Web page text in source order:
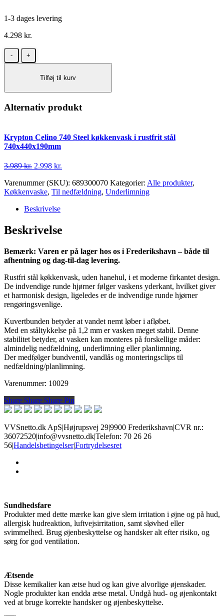
1-3 dages levering
4.298 kr.
Lavabo
Kubus
rustfrit
Tilføj til kurv
Alternativ produkt
Krypton Celino 740 Steel køkkenvask i rustfrit stål
740x440x190mm
3.989kr. Den
pris
var:
2.998 kr.
pris
er:
Varenummer (SKU): 689300070 Kategorier: Alle produkter,
Køkkenvaske, Til nedfældning, Underlimning
Beskrivelse
Beskrivelse
Bemærk: Varen er på lager hos os i Frederikshavn – både til
afhentning og dag-til-dag levering.
Rustfri stål køkkenvask, uden hanehul, i et moderne firkantet design.
De indvendige runde hjørner følger vaskens yderkant, hvilket giver
et harmonisk design, ligeledes er de indvendige runde hjørner
rengøringsvenlige.
Kuvertbunden betyder at vandet nemt løber i afløbet.
Med en ståltykkelse på 1,2 mm er vasken meget stabil. Denne
stabilitet betyder, at vasken kan monteres på forskellige måder:
almindelig nedfældning, underlimning eller planlimning.
Der medfølger bundventil, vandlås og monteringsclips til
nedfældning/planlimning.
Varenummer: 10029
Share
Share Share Share Pin
VVSnetto.dk ApS|Højrupsvej 29|9900 Frederikshavn|CVR nr.:
36072520|info@vvsnetto.dk|Telefon: 70 26 26
56|Handelsbetingelser|Fortrydelsesret
Sundhedsfare
Produkter med dette mærke kan give slem irritation i øjne og på hud,
allergisk hudreaktion, luftvejsirritation, samt sløvhed eller
svimmelhed. Brug øjenbeskyttelse og handsker alt efter risiko, og
sørg for god ventilation.
Ætsende
Disse kemikalier kan ætse hud og kan give alvorlige øjenskader.
Nogle produkter kan endda ætse metal. Undgå hud- og øjenkontakt
ved at bruge korrekte handsker og øjenbeskyttelse.